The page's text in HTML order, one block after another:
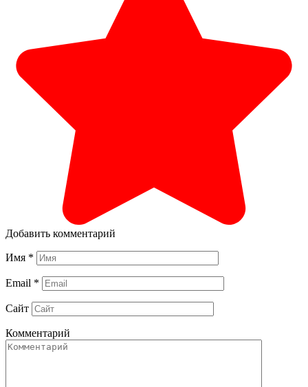
Добавить комментарий
Имя *
Email *
Сайт
Комментарий